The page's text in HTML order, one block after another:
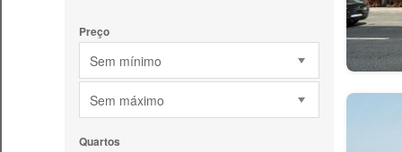
Preço
Sem mínimo
Sem máximo
Quartos